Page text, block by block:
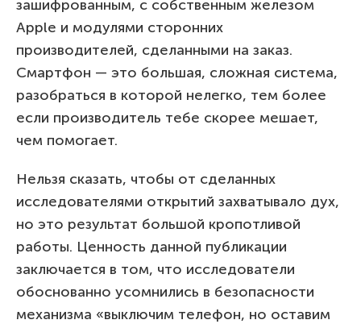
зашифрованным, с собственным железом
Apple и модулями сторонних
производителей, сделанными на заказ.
Смартфон — это большая, сложная система,
разобраться в которой нелегко, тем более
если производитель тебе скорее мешает,
чем помогает.
Нельзя сказать, чтобы от сделанных
исследователями открытий захватывало дух,
но это результат большой кропотливой
работы. Ценность данной публикации
заключается в том, что исследователи
обоснованно усомнились в безопасности
механизма «выключим телефон, но оставим